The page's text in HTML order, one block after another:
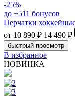
-25%
до +511 бонусов
Перчатки
от 10 890 ₽ 14 490 ₽
быстрый просмотр
В избранное
НОВИНКА